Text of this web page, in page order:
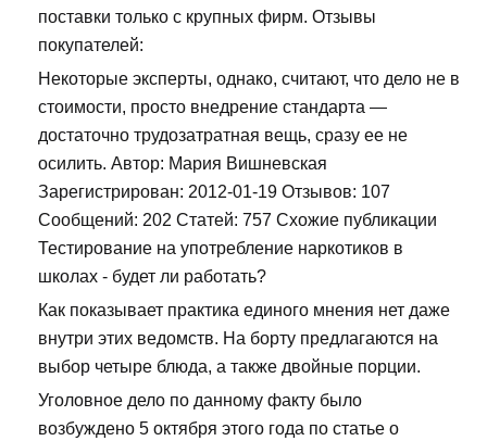
поставки только с крупных фирм. Отзывы
покупателей:
Некоторые эксперты, однако, считают, что дело не в
стоимости, просто внедрение стандарта —
достаточно трудозатратная вещь, сразу ее не
осилить. Автор: Мария Вишневская
Зарегистрирован: 2012-01-19 Отзывов: 107
Сообщений: 202 Статей: 757 Схожие публикации
Тестирование на употребление наркотиков в
школах - будет ли работать?
Как показывает практика единого мнения нет даже
внутри этих ведомств. На борту предлагаются на
выбор четыре блюда, а также двойные порции.
Уголовное дело по данному факту было
возбуждено 5 октября этого года по статье о